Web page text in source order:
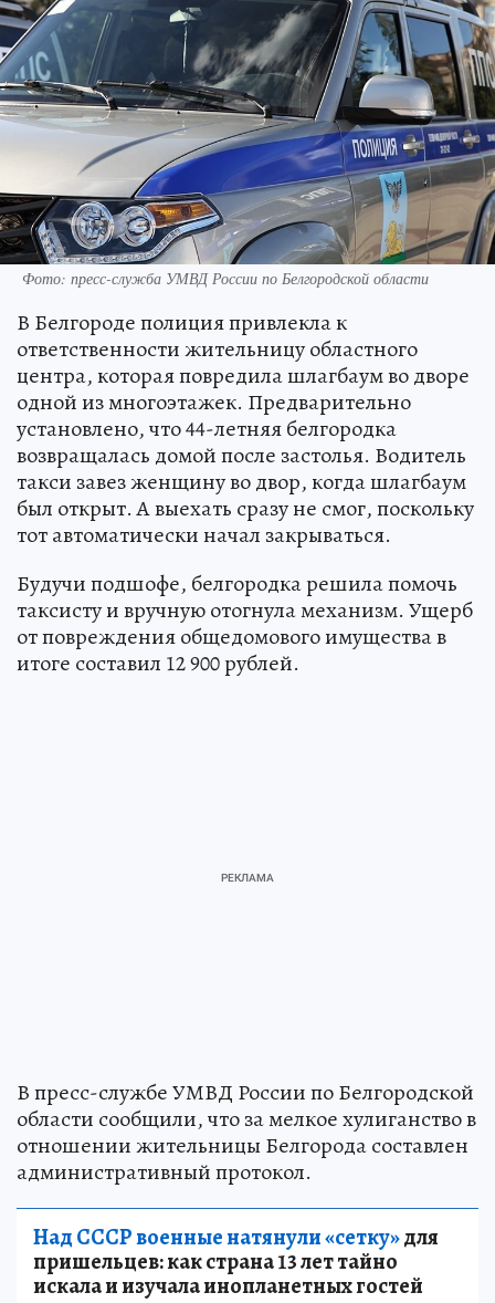
Фото: пресс-служба УМВД России по Белгородской области
В Белгороде полиция привлекла к
ответственности жительницу областного
центра, которая повредила шлагбаум во дворе
одной из многоэтажек. Предварительно
установлено, что 44-летняя белгородка
возвращалась домой после застолья. Водитель
такси завез женщину во двор, когда шлагбаум
был открыт. А выехать сразу не смог, поскольку
тот автоматически начал закрываться.
Будучи подшофе, белгородка решила помочь
таксисту и вручную отогнула механизм. Ущерб
от повреждения общедомового имущества в
итоге составил 12 900 рублей.
В пресс-службе УМВД России по Белгородской
области сообщили, что за мелкое хулиганство в
отношении жительницы Белгорода составлен
административный протокол.
Над СССР военные натянули «сетку»для
пришельцев: как страна 13 лет тайно
искала и изучала инопланетных гостей